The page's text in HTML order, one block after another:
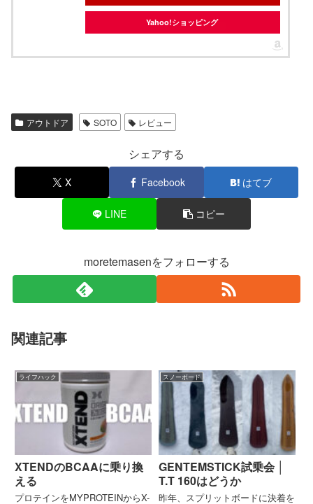
Yahoo!ショッピング
アウトドア SOTO レビュー
シェアする
X Facebook はてブ
LINE コピー
moretemasenをフォローする
関連記事
ライフハック
XTENDのBCAAに乗り換
える
プロテインをMYPROTEINからX-
スノーボード
GENTEMSTICK試乗会 │
T.T 160はどうか
昨年、スプリットボードに決着を